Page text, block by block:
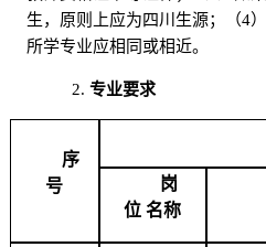
生，原则上应为四川生源；（4
所学专业应相同或相近。
2.专业要求
序
号
岗
位 名称